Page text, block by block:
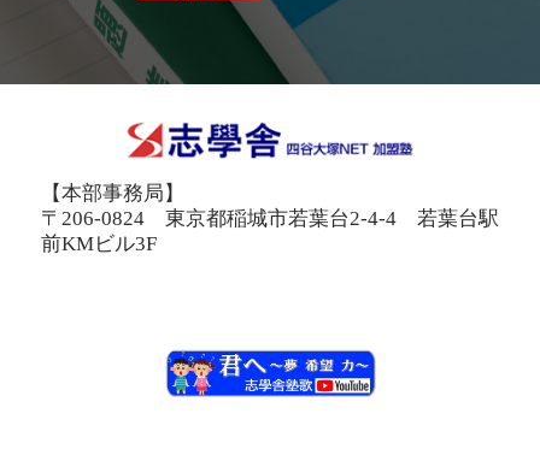
【本部事務局】
〒206-0824 東京都稲城市若葉台2-4-4 若葉台駅
前KMビル3F